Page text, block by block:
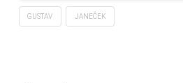
GUSTAV JANEČEK